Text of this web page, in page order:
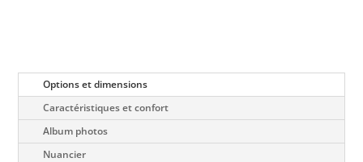
Options et dimensions
Caractéristiques et confort
Album photos
Nuancier